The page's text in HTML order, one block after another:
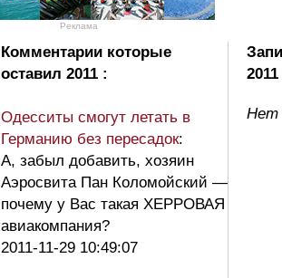
Реклама
Комментарии которые
оставил 2011 :
Одесситы смогут летать в
Германию без пересадок:
А, забыл добавить, хозяин
Аэросвита Пан Коломойский —
почему у Вас такая ХЕРРОВАЯ
авиакомпания?
2011-11-29 10:49:07
Нет